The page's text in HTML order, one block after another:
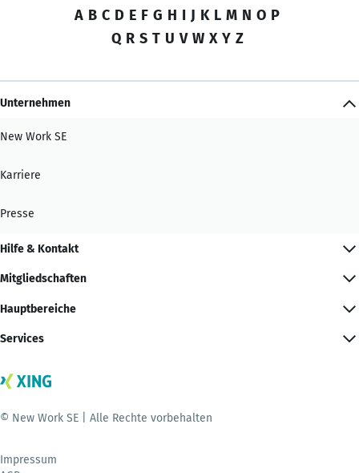
A B C D E F G H I J K L M N O P
Q R S T U V W X Y Z
Unternehmen
New Work SE
Karriere
Presse
Hilfe & Kontakt
Mitgliedschaften
Hauptbereiche
Services
© New Work SE | Alle Rechte vorbehalten
Impressum